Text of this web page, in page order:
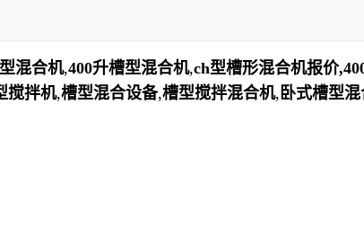
混合机,400升槽型混合机,ch型槽形混合机报价
搅拌机,槽型混合设备,槽型搅拌混合机, 卧式槽型